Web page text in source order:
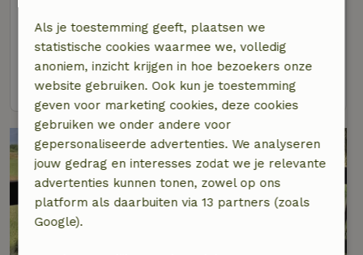
Op 1 km afstand van Oude Willem (Westerveld)
4 personen2 slaapkamers
bekijk
Als je toestemming geeft, plaatsen we
statistische cookies waarmee we, volledig
anoniem, inzicht krijgen in hoe bezoekers onze
website gebruiken. Ook kun je toestemming
geven voor marketing cookies, deze cookies
gebruiken we onder andere voor
gepersonaliseerde advertenties. We analyseren
jouw gedrag en interesses zodat we je relevante
advertenties kunnen tonen, zowel op ons
platform als daarbuiten via 13 partners (zoals
Google).